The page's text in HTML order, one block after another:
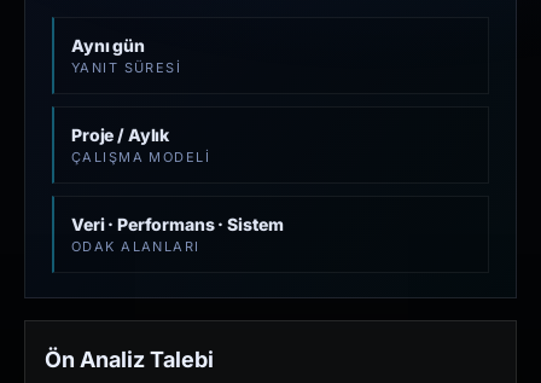
Aynı gün
YANIT SÜRESI
Proje / Aylık
ÇALIŞMA MODELI
Veri · Performans · Sistem
ODAK ALANLARI
Ön Analiz Talebi